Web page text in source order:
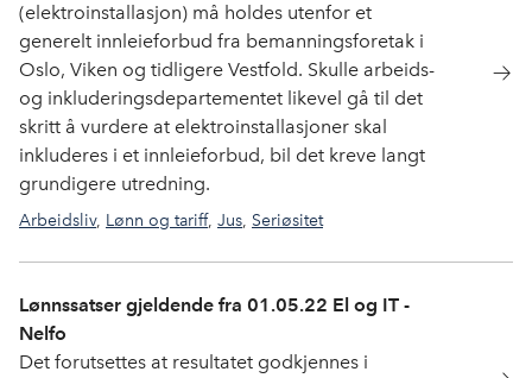
(elektroinstallasjon) må holdes utenfor et
generelt innleieforbud fra bemanningsforetak i
Oslo, Viken og tidligere Vestfold. Skulle arbeids-
og inkluderingsdepartementet likevel gå til det
skritt å vurdere at elektroinstallasjoner skal
inkluderes i et innleieforbud, bil det kreve langt
grundigere utredning.
Arbeidsliv, Lønn og tariff, Jus, Seriøsitet
Lønnssatser gjeldende fra 01.05.22 El og IT -
Nelfo
Det forutsettes at resultatet godkjennes i